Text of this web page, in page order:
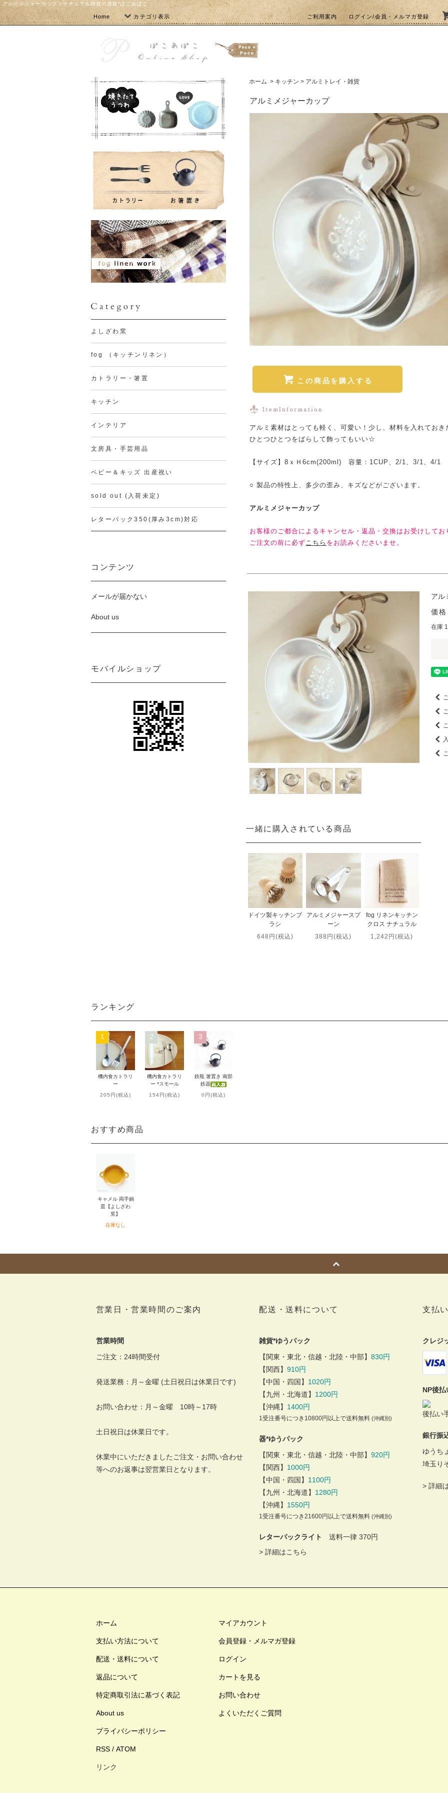
アルミメジャーカップ｜ナチュラル雑貨の通販*ぽこあぽこ
Home カテゴリ表示 ご利用案内 ログイン/会員・メルマガ登録
ホーム > キッチン > アルミトレイ・雑貨
アルミメジャーカップ
この商品を購入する
アルミ素材はとっても軽く、可愛い！少し、材料を入れておき
ひとつひとつをばらして飾ってもいい☆
【サイズ】8ｘＨ6cm(200ml) 容量：1CUP、2/1、3/1、4/1
○ 製品の特性上、多少の歪み、キズなどがございます。
アルミメジャーカップ
お客様のご都合によるキャンセル・返品・交換はお受けしてお
ご注文の前に必ずこちら をお読みくださいませ。
一緒に購入されている商品
ドイツ製キッチンブ
ラシ
648円(税込)
アルミメジャースプ
ーン
388円(税込)
fog リネンキッチン
クロス ナチュラル
1,242円(税込)
アル
価
在庫
よしざわ窯
fog （キッチンリネン）
カトラリー・箸置
キッチン
インテリア
文房具・手芸用品
ベビー＆キッズ 出産祝い
sold out (入荷未定)
レターパック350(厚み3cm)対応
コンテンツ
メールが届かない
About us
モバイルショップ
ランキング
1
機内食カトラリ
ー
205円(税込)
2
機内食カトラリ
ー *スモール
154円(税込)
3
鉄瓶 箸置き 南部
鉄器
0円(税込)
おすすめ商品
キャメル 両手鍋
皿【よしざわ
窯】
在庫なし
営業日・営業時間のご案内
営業時間
ご注文：24時間受付
発送業務：月～金曜 (土日祝日は休業日です)
お問い合わせ：月～金曜 10時～17時
土日祝日は休業日です。
休業中にいただきましたご注文・お問い合わせ
等へのお返事は翌営業日となります。
配送・送料について
雑貨*ゆうパック
【関東・東北・信越・北陸・中部】830円
【関西】910円
【中国・四国】 1020円
【九州・北海道】 1200円
【沖縄】 1400円
1受注番号につき10800円以上で送料無料 (沖縄別)
器*ゆうパック
【関東・東北・信越・北陸・中部】920円
【関西】 1000円
【中国・四国】 1100円
【九州・北海道】 1280円
【沖縄】 1550円
1受注番号につき21600円以上で送料無料 (沖縄別)
レターパックライト送料一律 370円
>詳細はこちら
支払
クレジ
NP後払
後払い
銀行振
ゆうち
埼玉り
>詳細
ホーム
支払い方法について
配送・送料について
返品について
特定商取引法に基づく表記
About us
プライバシーポリシー
RSS/ ATOM
リンク
マイアカウント
会員登録・メルマガ登録
ログイン
カートを見る
お問い合わせ
よくいただくご質問